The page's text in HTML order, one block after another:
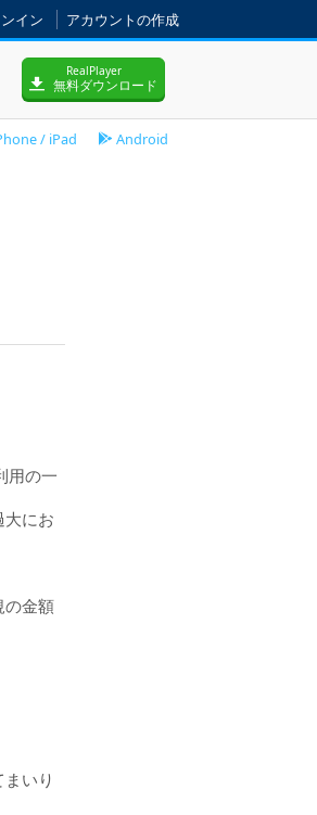
イン アカウントの作成
RealPlayer
無料ダウンロード
Android
/ iPad
用の一
にお
の金額
いり